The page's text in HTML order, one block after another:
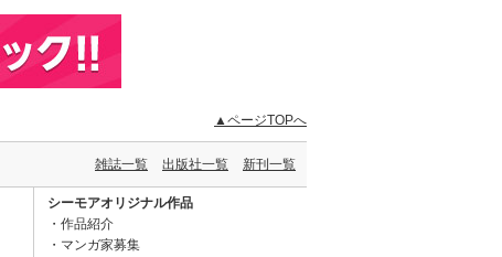
▲ページTOPへ
雑誌一覧 出版社一覧 新刊一覧
シーモアオリジナル作品
作品紹介
マンガ家募集